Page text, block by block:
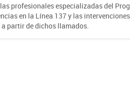
profesionales especializadas del
en la Línea 137 y las intervenciones
partir de dichos llamados.